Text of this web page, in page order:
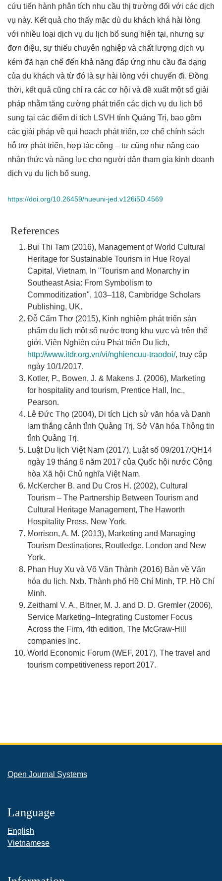
cứu tiến hành phân tích nhu cầu thị trường đối với các dịch
vụ này. Kết quả cho thấy mặc dù du khách khá hài lòng
với nhiều loại dịch vụ du lịch bổ sung hiện tại, nhưng sự
đơn điệu, sự thiếu chuyên nghiệp và chất lượng dịch vụ
kém đã hạn chế đến khả năng đáp ứng nhu cầu đa dạng
của du khách và từ đó là sự hài lòng với chuyến đi. Đồng
thời, kết quả cũng chỉ ra các cơ hội và đề xuất một số giải
pháp nhằm tăng cường phát triển các dịch vụ du lịch bổ
sung tại các điểm di tích LSVH tỉnh Quảng Trị, bao gồm
các giải pháp về qui hoạch phát triển, cơ chế chính sách
hỗ trợ phát triển, hợp tác công – tư cũng như nâng cao
nhận thức và năng lực cho người dân tham gia kinh doanh
dịch vụ du lịch bổ sung.
https://doi.org/10.26459/hueuni-jed.v126i5D.4569
References
Bui Thi Tam (2016), Management of World Cultural
Heritage for Sustainable Tourism in Hue Royal
Capital, Vietnam, In "Tourism and Monarchy in
Southeast Asia: From Symbolism to
Commoditization", 103–118, Cambridge Scholars
Publishing, UK.
Đỗ Cẩm Thơ (2015), Kinh nghiệm phát triển sản
phẩm du lịch một số nước trong khu vực và trên thế
giới. Viện Nghiên cứu Phát triển Du lịch,
http://www.itdr.org.vn/vi/nghiencuu-traodoi/, truy cập
ngày 10/1/2017.
Kotler, P., Bowen, J. & Makens J. (2006), Marketing
for hospitality and tourism, Prentice Hall, Inc.,
Pearson.
Lê Đức Thọ (2004), Di tích Lịch sử văn hóa và Danh
lam thắng cảnh tỉnh Quảng Trị, Sở Văn hóa Thông tin
tỉnh Quảng Trị.
Luật Du lịch Việt Nam (2017), Luật số 09/2017/QH14
ngày 19 tháng 6 năm 2017 của Quốc hội nước Cộng
hòa Xã hội Chủ nghĩa Việt Nam.
McKercher B. and Du Cros H. (2002), Cultural
Tourism – The Partnership Between Tourism and
Cultural Heritage Management, The Haworth
Hospitality Press, New York.
Morrison, A. M. (2013), Marketing and Managing
Tourism Destinations, Routledge. London and New
York.
Phan Huy Xu và Võ Văn Thành (2016) Bàn về Văn
hóa du lịch. Nxb. Thành phố Hồ Chí Minh, TP. Hồ Chí
Minh.
Zeithaml V. A., Bitner, M. J. and D. D. Gremler (2006),
Service Marketing–Integrating Customer Focus
Across the Firm, 4th edition, The McGraw-Hill
companies Inc.
World Economic Forum (WEF, 2017), The travel and
tourism competitiveness report 2017.
Open Journal Systems
Language
English
Vietnamese